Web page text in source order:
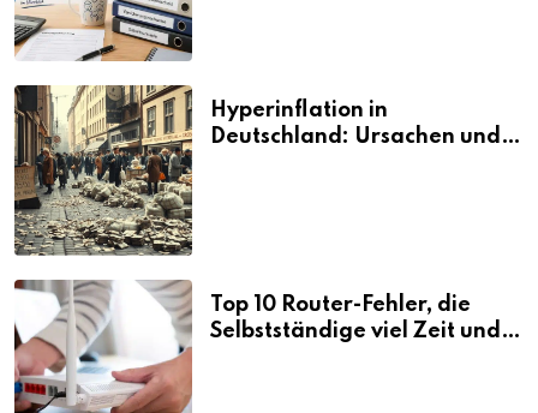
Hyperinflation in
Deutschland: Ursachen und
Top 10 Router-Fehler, die
Selbstständige viel Zeit und